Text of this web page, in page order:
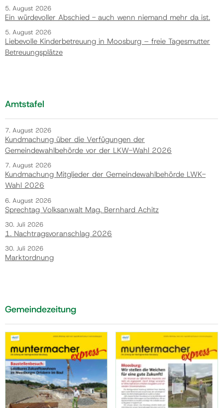
5. August 2026
Ein würdevoller Abschied - auch wenn niemand mehr da ist.
5. August 2026
Liebevolle Kinderbetreuung in Moosburg – freie Tagesmutter
Betreuungsplätze
Amtstafel
7. August 2026
Kundmachung über die Verfügungen der
Gemeindewahlbehörde vor der LKW-Wahl 2026
7. August 2026
Kundmachung Mitglieder der Gemeindewahlbehörde LWK-
Wahl 2026
6. August 2026
Sprechtag Volksanwalt Mag. Bernhard Achitz
30. Juli 2026
1. Nachtragsvoranschlag 2026
30. Juli 2026
Marktordnung
Gemeindezeitung